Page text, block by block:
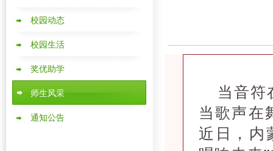
校园动态
校园生活
奖优助学
师生风采
通知公告
当音符
当歌声在
近日，内